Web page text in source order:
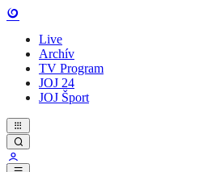
Live
Archív
TV Program
JOJ 24
JOJ Šport